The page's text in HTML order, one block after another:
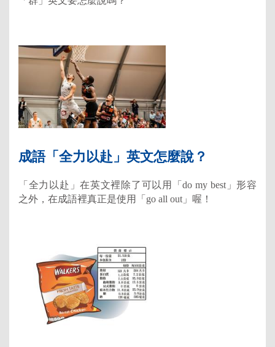
成語「全力以赴」英文怎麼說？
「全力以赴」在英文裡除了可以用「do my best」形容
之外，在成語裡真正是使用「go all out」喔！